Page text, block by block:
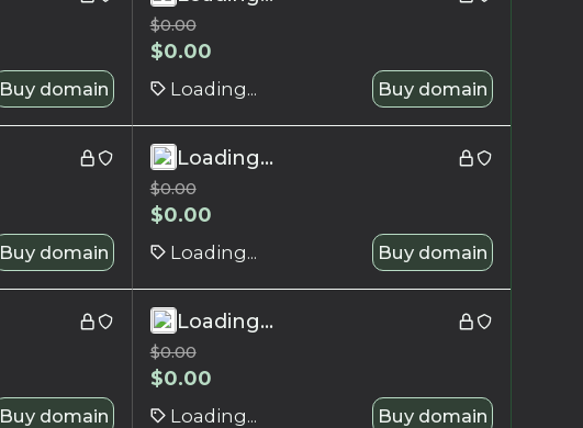
Buy domain
$0.00
$0.00
Loading... Buy domain
Buy domain
Loading...
$0.00
$0.00
Loading... Buy domain
Buy domain
Loading...
$0.00
$0.00
Loading... Buy domain